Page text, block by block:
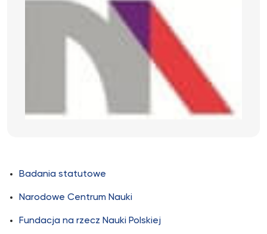
Badania statutowe
Narodowe Centrum Nauki
Fundacja na rzecz Nauki Polskiej